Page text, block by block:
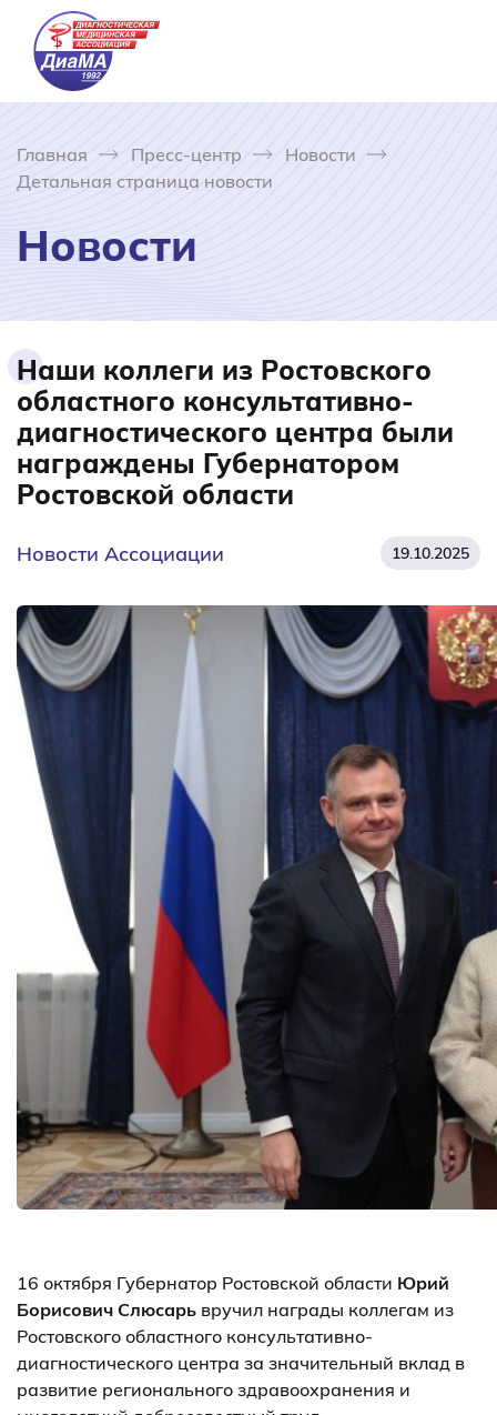
Главная Пресс-центр
Новости
Детальная страница новости
Новости
Наши коллеги из Ростовского
областного консультативно-
диагностического центра были
награждены Губернатором
Ростовской области
Новости Ассоциации 19.10.2025
16 октября Губернатор Ростовской области Юрий
Борисович Слюсарь вручил награды коллегам из
Ростовского областного консультативно-
диагностического центра за значительный вклад в
развитие регионального здравоохранения и